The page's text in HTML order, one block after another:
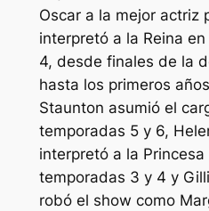
Oscar a la mejor actriz
interpretó a la Reina
4, desde finales de la
hasta los primeros
Staunton asumió el
temporadas 5 y 6,
interpretó a la
temporadas 3 y 4 y
robó el show como